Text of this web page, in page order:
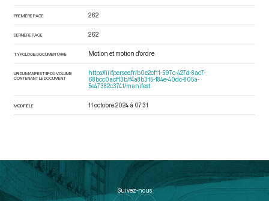
PREMIÈRE PAGE 262
DERNIÈRE PAGE 262
TYPOLOGIE DOCUMENTAIRE Motion et motion d'ordre
URI DU MANIFEST IIIF DU VOLUME
CONTENANT LE DOCUMENT
https://iiif.persee.fr/b0e2cf11-597c-427d-8ac7-
68bcc0acf13b/f4a8b315-184e-40dc-805a-
5e47382c3741/manifest
MODIFIÉ LE 11 octobre 2024 à 07:31
Suivez-nous